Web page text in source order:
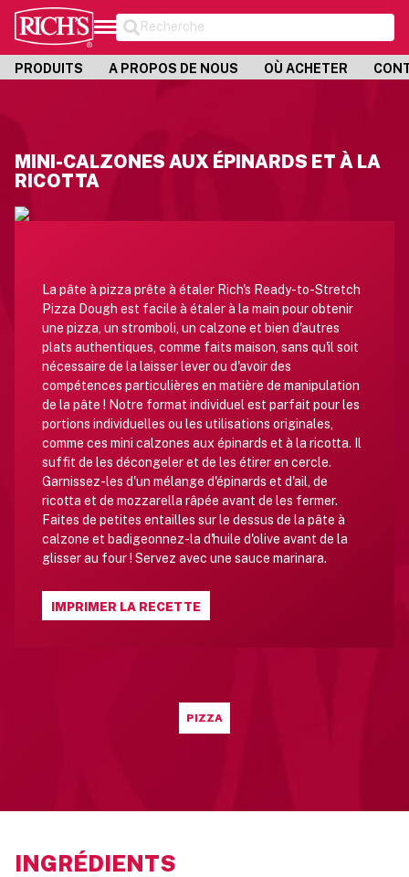
Recherche
PRODUITS A PROPOS DE NOUS OÙ ACHETER
MINI-CALZONES AUX ÉPINARDS ET À LA
RICOTTA
La pâte à pizza prête à étaler Rich's Ready-to-Stretch
Pizza Dough est facile à étaler à la main pour obtenir
une pizza, un stromboli, un calzone et bien d'autres
plats authentiques, comme faits maison, sans qu'il soit
nécessaire de la laisser lever ou d'avoir des
compétences particulières en matière de manipulation
de la pâte ! Notre format individuel est parfait pour les
portions individuelles ou les utilisations originales,
comme ces mini calzones aux épinards et à la ricotta. Il
suffit de les décongeler et de les étirer en cercle.
Garnissez-les d'un mélange d'épinards et d'ail, de
ricotta et de mozzarella râpée avant de les fermer.
Faites de petites entailles sur le dessus de la pâte à
calzone et badigeonnez-la d'huile d'olive avant de la
glisser au four ! Servez avec une sauce marinara.
IMPRIMER LA RECETTE
PIZZA
INGRÉDIENTS